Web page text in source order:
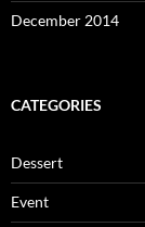
December 2014
CATEGORIES
Dessert
Event